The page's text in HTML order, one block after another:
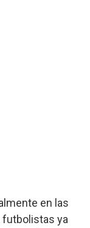
en las
futbolistas ya